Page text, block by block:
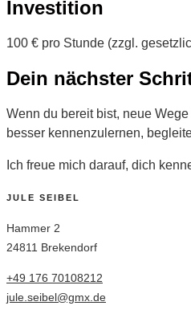
Investition
100 € pro Stunde (zzgl.
Dein nächster
Wenn du bereit bist, neue
besser kennenzulernen,
Ich freue mich darauf, dich
JULE SEIBEL
Hammer 2
24811 Brekendorf
+49 176 70108212
jule.seibel@gmx.de